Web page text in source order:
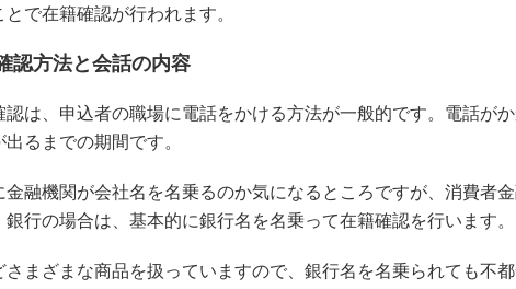
で在籍確認が行われます。
認方法と会話の内容
は、申込者の職場に電話をかける方法が一般的です。電話が
るまでの期間です。
融機関が会社名を名乗るのか気になるところですが、消費者
行の場合は、基本的に銀行名を名乗って在籍確認を行います。
まざまな商品を扱っていますので、銀行名を名乗られても不